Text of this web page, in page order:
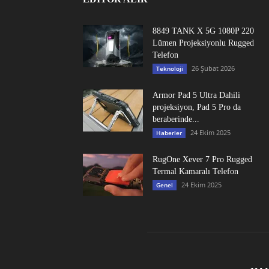
8849 TANK X 5G 1080P 220
Lümen Projeksiyonlu Rugged
Telefon
Teknoloji 26 Şubat 2026
Armor Pad 5 Ultra Dahili
projeksiyon, Pad 5 Pro da
beraberinde...
Haberler 24 Ekim 2025
RugOne Xever 7 Pro Rugged
Termal Kamaralı Telefon
Genel 24 Ekim 2025